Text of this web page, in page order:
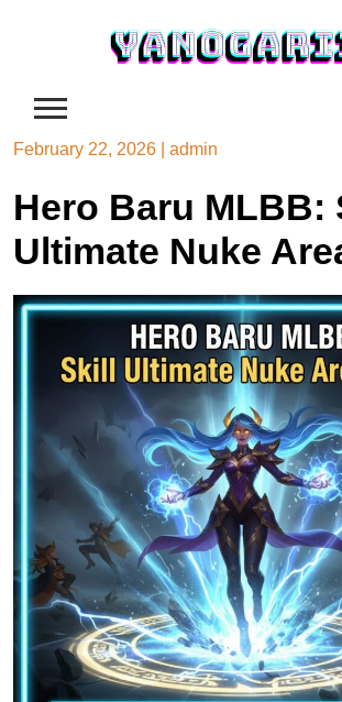
February 22, 2026 admin
Hero Baru MLBB:
Ultimate Nuke